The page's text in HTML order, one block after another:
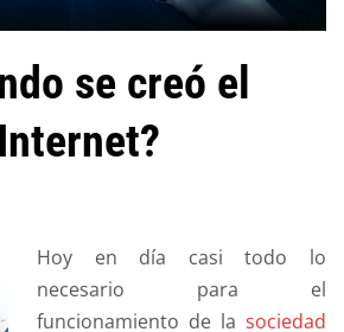
se creó el
Internet?
Hoy en día casi todo lo
necesario para el
funcionamiento de la sociedad